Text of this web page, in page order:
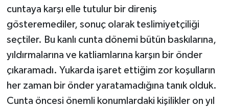
cuntaya karşı elle tutulur bir direniş
gösteremediler, sonuç olarak teslimiyetçiliği
seçtiler. Bu kanlı cunta dönemi bütün baskılarına,
yıldırmalarına ve katliamlarına karşın bir önder
çıkaramadı. Yukarda işaret ettiğim zor koşulların
her zaman bir önder yaratamadığına tanık olduk.
Cunta öncesi önemli konumlardaki kişilikler on yıl